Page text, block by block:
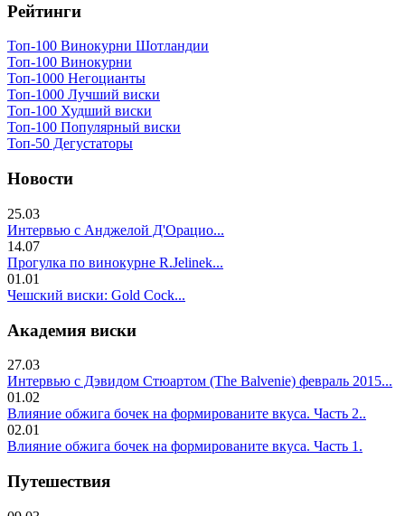
Рейтинги
Топ-100 Винокурни Шотландии
Топ-100 Винокурни
Топ-1000 Негоцианты
Топ-1000 Лучший виски
Топ-100 Худший виски
Топ-100 Популярный виски
Топ-50 Дегустаторы
Новости
25.03
Интервью с Анджелой Д'Орацио...
14.07
Прогулка по винокурне R.Jelinek...
01.01
Чешский виски: Gold Cock...
Академия виски
27.03
Интервью с Дэвидом Стюартом (The Balvenie) февраль 2015...
01.02
Влияние обжига бочек на формированите вкуса. Часть 2..
02.01
Влияние обжига бочек на формированите вкуса. Часть 1.
Путешествия